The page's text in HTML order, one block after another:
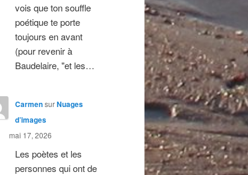
vois que ton souffle
poétique te porte
toujours en avant
(pour revenir à
Baudelaire, "et les…
CarmensurNuages
d’images
mai 17, 2026
Les poètes et les
personnes qui ont de